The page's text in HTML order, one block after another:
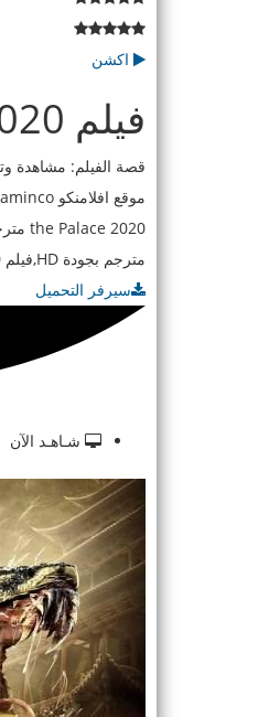
اكشن
فيلم Guardian of the Palace 2020 مترجم HD
مترجم بجودة HD,فيلم Guardian of the Palace 2020 مترجم بجودة WEB-DL,فيلم Fuego Negro
سيرفر التحميل
شـاهـد الآن